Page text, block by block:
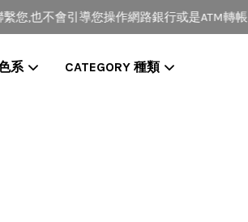
也不會引導您操作網路銀行或是ATM轉帳
系 CATEGORY 種類